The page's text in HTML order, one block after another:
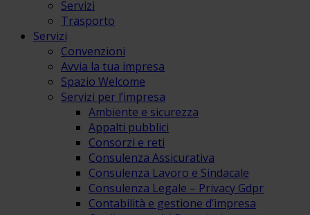
Servizi
Trasporto
Servizi
Convenzioni
Avvia la tua impresa
Spazio Welcome
Servizi per l’impresa
Ambiente e sicurezza
Appalti pubblici
Consorzi e reti
Consulenza Assicurativa
Consulenza Lavoro e Sindacale
Consulenza Legale – Privacy Gdpr
Contabilità e gestione d’impresa